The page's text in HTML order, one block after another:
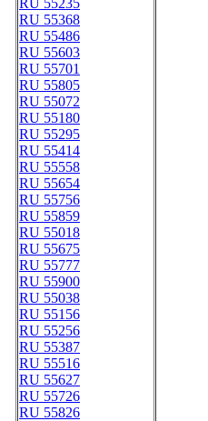
RU 55235
RU 55368
RU 55486
RU 55603
RU 55701
RU 55805
RU 55072
RU 55180
RU 55295
RU 55414
RU 55558
RU 55654
RU 55756
RU 55859
RU 55018
RU 55675
RU 55777
RU 55900
RU 55038
RU 55156
RU 55256
RU 55387
RU 55516
RU 55627
RU 55726
RU 55826